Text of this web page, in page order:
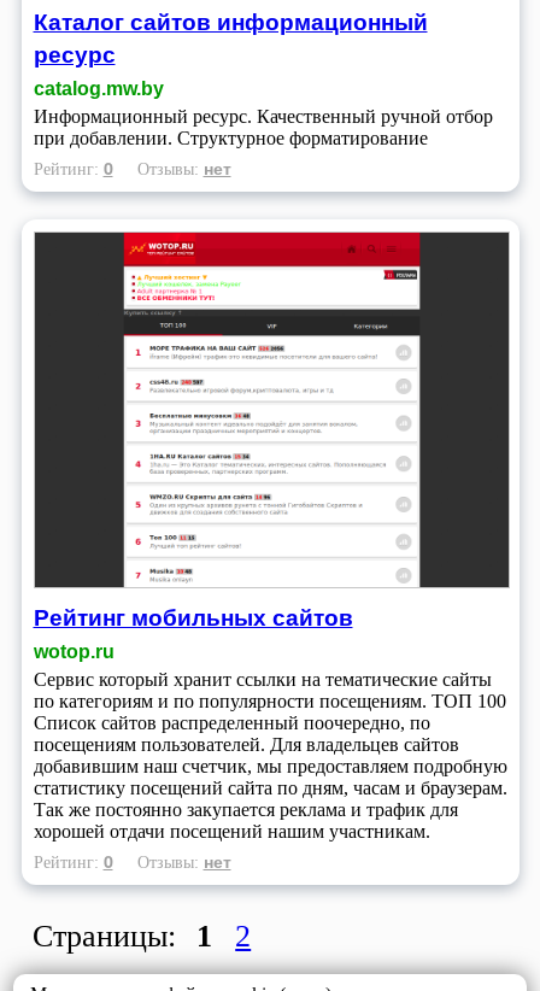
Каталог сайтов информационный
ресурс
catalog.mw.by
Информационный ресурс. Качественный ручной отбор
при добавлении. Структурное форматирование
Рейтинг: 0 Отзывы: нет
Рейтинг мобильных сайтов
wotop.ru
Сервис который хранит ссылки на тематические сайты
по категориям и по популярности посещениям. ТОП 100
Список сайтов распределенный поочередно, по
посещениям пользователей. Для владельцев сайтов
добавившим наш счетчик, мы предоставляем подробную
статистику посещений сайта по дням, часам и браузерам.
Так же постоянно закупается реклама и трафик для
хорошей отдачи посещений нашим участникам.
Рейтинг: 0 Отзывы: нет
Страницы: 1 2